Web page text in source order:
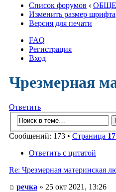
Список форумов ‹
Изменить размер шрифта
Версия для печати
FAQ
Регистрация
Вход
Чрезмерная
Ответить
Сообщений: 173 • Страница 17
Ответить с цитатой
Re: Чрезмерная материнская
речка » 25 окт 2021, 13:26